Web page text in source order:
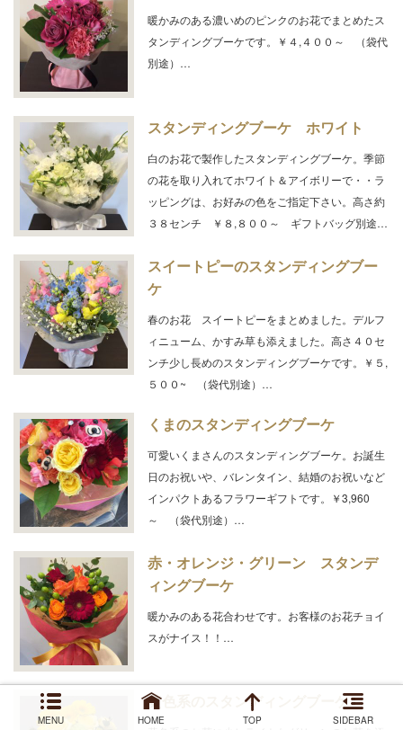
暖かみのある濃いめのピンクのお花でまとめたス
タンディングブーケです。￥４,４００～ （袋代
別途）…
スタンディングブーケ ホワイト
白のお花で製作したスタンディングブーケ。季節
の花を取り入れてホワイト＆アイボリーで・・ラ
ッピングは、お好みの色をご指定下さい。高さ約
３８センチ ￥８,８００～ ギフトバッグ別途…
スイートピーのスタンディングブー
ケ
春のお花 スイートピーをまとめました。デルフ
ィニューム、かすみ草も添えました。高さ４０セ
ンチ少し長めのスタンディングブーケです。￥５,
５００~ （袋代別途）…
くまのスタンディングブーケ
可愛いくまさんのスタンディングブーケ。お誕生
日のお祝いや、バレンタイン、結婚のお祝いなど
インパクトあるフラワーギフトです。￥3,960
～ （袋代別途）…
赤・オレンジ・グリーン スタンデ
ィングブーケ
暖かみのある花合わせです。お客様のお花チョイ
スがナイス！！…
黄色系のスタンディングブーケ
MENU HOME TOP SIDEBAR